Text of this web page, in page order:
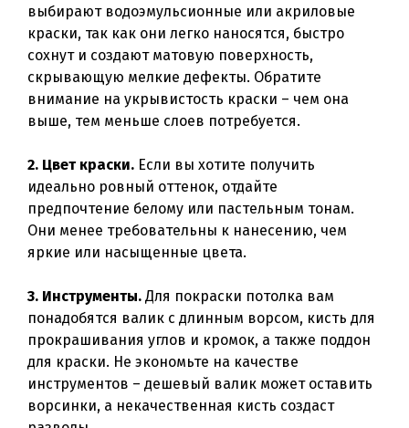
выбирают водоэмульсионные или акриловые
краски, так как они легко наносятся, быстро
сохнут и создают матовую поверхность,
скрывающую мелкие дефекты. Обратите
внимание на укрывистость краски – чем она
выше, тем меньше слоев потребуется.
2. Цвет краски. Если вы хотите получить
идеально ровный оттенок, отдайте
предпочтение белому или пастельным тонам.
Они менее требовательны к нанесению, чем
яркие или насыщенные цвета.
3. Инструменты. Для покраски потолка вам
понадобятся валик с длинным ворсом, кисть для
прокрашивания углов и кромок, а также поддон
для краски. Не экономьте на качестве
инструментов – дешевый валик может оставить
ворсинки, а некачественная кисть создаст